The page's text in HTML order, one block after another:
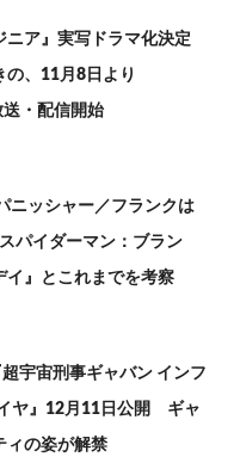
ニア』実写ドラマ化決定
の、11月8日より
・配信開始
ニッシャー／フランクは
パイダーマン：ブラン
イ』とこれまでを考察
宇宙刑事ギャバン インフ
ヤ』12月11日公開 ギャ
ィの姿が解禁